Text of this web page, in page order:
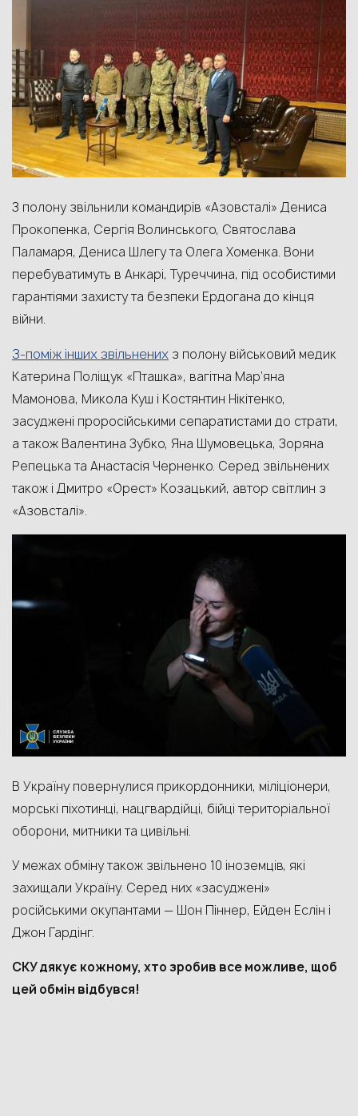
З полону звільнили командирів «Азовсталі» Дениса
Прокопенка, Сергія Волинського, Святослава
Паламаря, Дениса Шлегу та Олега Хоменка. Вони
перебуватимуть в Анкарі, Туреччина, під особистими
гарантіями захисту та безпеки Ердогана до кінця
війни.
З-поміж інших звільнених з полону військовий медик
Катерина Поліщук «Пташка», вагітна Мар’яна
Мамонова, Микола Куш і Костянтин Нікітенко,
засуджені проросійськими сепаратистами до страти,
а також Валентина Зубко, Яна Шумовецька, Зоряна
Репецька та Анастасія Черненко. Серед звільнених
також і Дмитро «Орест» Козацький, автор світлин з
«Азовсталі».
В Україну повернулися прикордонники, міліціонери,
морські піхотинці, нацгвардійці, бійці територіальної
оборони, митники та цивільні.
У межах обміну також звільнено 10 іноземців, які
захищали Україну. Серед них «засуджені»
російськими окупантами — Шон Піннер, Ейден Еслін і
Джон Гардінг.
СКУ дякує кожному, хто зробив все можливе, щоб
цей обмін відбувся!